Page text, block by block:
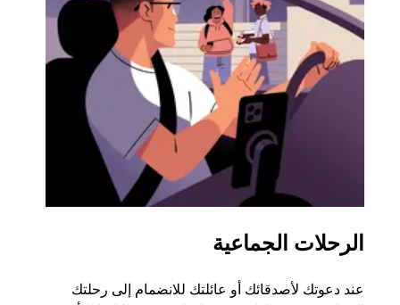
الرحلات الجماعية
عند دعوتك لأصدقائك أو عائلتك للانضمام إلى رحلتك